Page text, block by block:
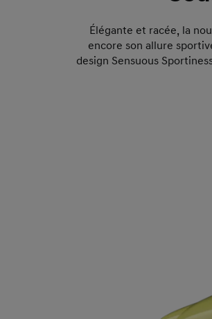
Élégante et racée, la
encore son allure
design Sensuous